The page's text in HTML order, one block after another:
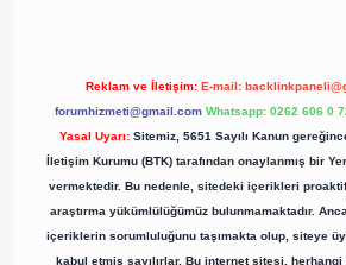
Reklam ve İletişim: E-mail:
forumhizmeti@gmail.com Whatsapp: 0262 606 0
Yasal Uyarı: Sitemiz, 5651 Sayılı Kanun
İletişim Kurumu (BTK) tarafından onaylanmış bir
vermektedir. Bu nedenle, sitedeki içerikleri
araştırma yükümlülüğümüz bulunmamaktadır.
içeriklerin sorumluluğunu taşımakta olup, siteye
kabul etmiş sayılırlar. Bu internet sitesi,